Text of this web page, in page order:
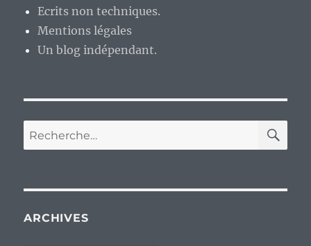
Ecrits non techniques.
Mentions légales
Un blog indépendant.
Recherche
pour :
ARCHIVES